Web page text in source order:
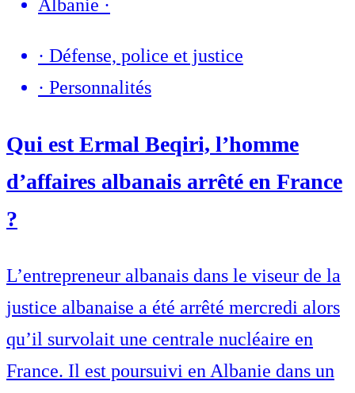
Albanie ·
· Défense, police et justice
· Personnalités
Qui est Ermal Beqiri, l’homme
d’affaires albanais arrêté en France
?
L’entrepreneur albanais dans le viseur de la
justice albanaise a été arrêté mercredi alors
qu’il survolait une centrale nucléaire en
France. Il est poursuivi en Albanie dans un